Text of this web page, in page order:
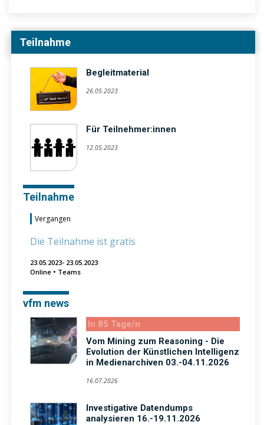
Teilnahme
Begleitmaterial
26.05.2023
Für Teilnehmer:innen
12.05.2023
Teilnahme
Vergangen
Die Teilnahme ist gratis
23.05.2023- 23.05.2023
Online • Teams
vfm news
In 85 Tage/n
Vom Mining zum Reasoning - Die
Evolution der Künstlichen Intelligenz
in Medienarchiven 03.-04.11.2026
16.07.2026
Investigative Datendumps
analysieren 16.-19.11.2026